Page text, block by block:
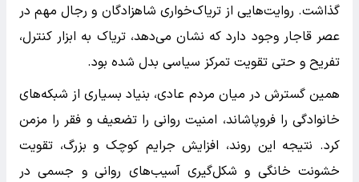
گذاشت. روایت‌هایی از تریاک‌خواری شاهزادگان و رجال مهم در
عصر قاجار وجود دارد که نشان می‌دهد، تریاک به ابزار کنترل،
تفریح و حتی تقویت تمرکز سیاسی بدل شده بود.
همین گسترش در میان مردم عادی، بنیاد بسیاری از شبکه‌های
خانوادگی را فروپاشاند، امنیت روانی را تضعیف و فقر را مزمن
کرد. نتیجه این روند، افزایش جرایم کوچک و بزرگ، تقویت
خشونت خانگی و شکل‌گیری آسیب‌های روانی و جسمی در